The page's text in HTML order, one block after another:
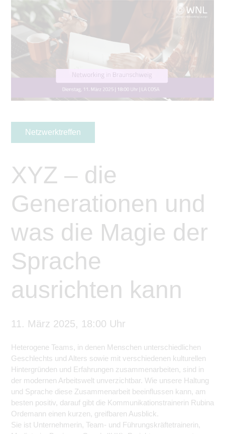
Netzwerktreffen
XYZ – die
Generationen und
was die Magie der
Sprache
ausrichten kann
11. März 2025, 18:00 Uhr
Heterogene Teams, in denen Menschen unterschiedlichen
Geschlechts und Alters sowie mit verschiedenen kulturellen
Hintergründen und Erfahrungen zusammenarbeiten, sind in
der modernen Arbeitswelt unverzichtbar. Wie unsere Haltung
und Sprache diese Zusammenarbeit beeinflussen kann, am
besten positiv, darauf gibt die Kommunikationstrainerin Rubina
Ordemann einen kurzen, greifbaren Ausblick.
Sie ist Unternehmerin, Team- und Führungskräftetrainerin,